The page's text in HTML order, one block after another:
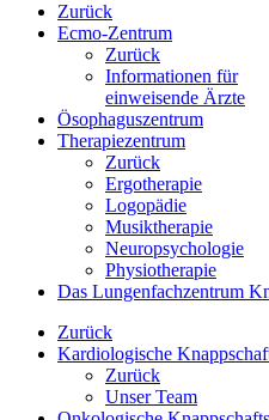
Zurück
Ecmo-Zentrum
Zurück
Informationen für
einweisende Ärzte
Ösophaguszentrum
Therapiezentrum
Zurück
Ergotherapie
Logopädie
Musiktherapie
Neuropsychologie
Physiotherapie
Das Lungenfachzentrum
Zurück
Kardiologische
Zurück
Unser Team